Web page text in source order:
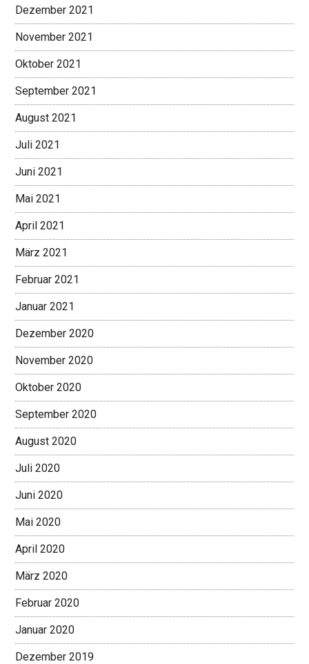
Dezember 2021
November 2021
Oktober 2021
September 2021
August 2021
Juli 2021
Juni 2021
Mai 2021
April 2021
März 2021
Februar 2021
Januar 2021
Dezember 2020
November 2020
Oktober 2020
September 2020
August 2020
Juli 2020
Juni 2020
Mai 2020
April 2020
März 2020
Februar 2020
Januar 2020
Dezember 2019